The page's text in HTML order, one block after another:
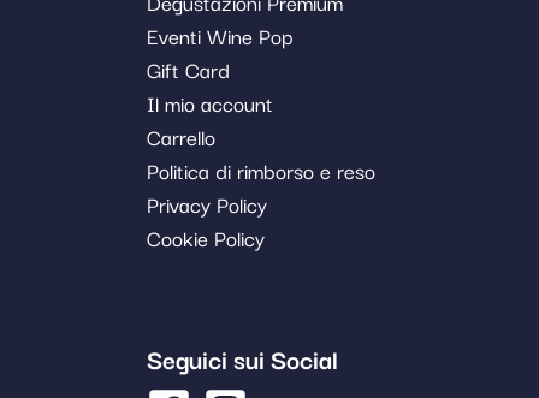
Eventi Wine Pop
Gift Card
Il mio account
Carrello
Politica di rimborso e reso
Privacy Policy
Cookie Policy
Seguici sui Social